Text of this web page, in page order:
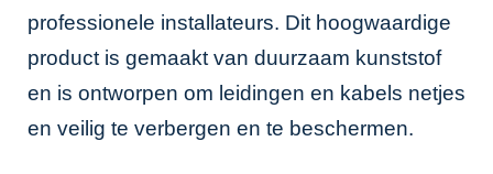
professionele installateurs. Dit hoogwaardige
product is gemaakt van duurzaam kunststof
en is ontworpen om leidingen en kabels netjes
en veilig te verbergen en te beschermen.